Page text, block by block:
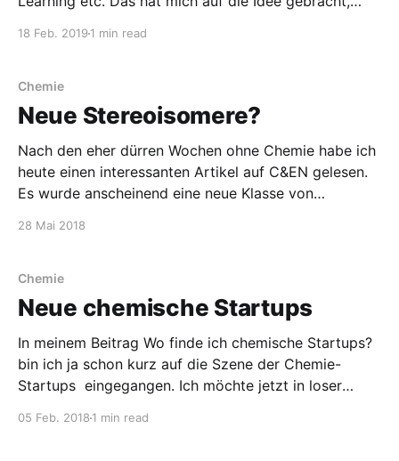
„Chemiker“ auf indeed.
18 Feb. 2019 1 min read
Chemie
Neue Stereoisomere?
Nach den eher dürren Wochen ohne Chemie habe ich
heute einen interessanten Artikel auf C&EN gelesen.
Es wurde anscheinend eine neue Klasse von
28 Mai 2018
Chemie
Neue chemische Startups
In meinem Beitrag Wo finde ich chemische Startups?
bin ich ja schon kurz auf die Szene der Chemie-
Startups eingegangen. Ich möchte jetzt in loser
05 Feb. 2018 1 min read